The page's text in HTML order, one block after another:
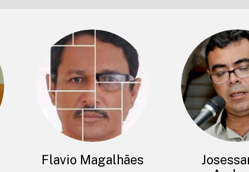
Flavio Magalhães